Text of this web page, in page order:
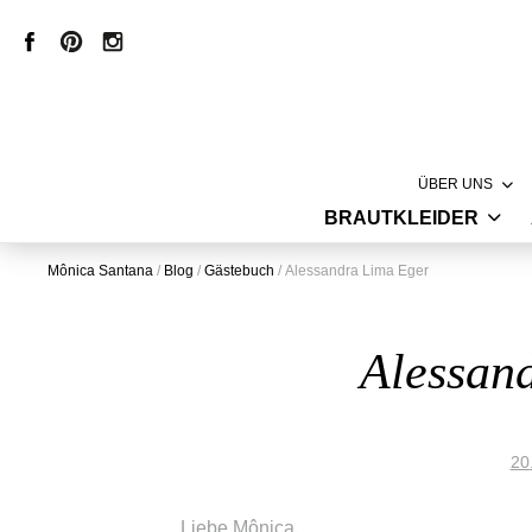
ÜBER UNS
LABEL
STORE
BRAUTKLEIDER
HAUTE COUTURE
STANDESAMTKLEIDER
Mônica Santana / Blog / Gästebuch / Alessandra Lima Eger
Liebe Mônica,